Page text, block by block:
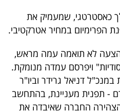
כאסטרטגי, שמעמיק את
הפרימיום במחיר אטרקטיבי.
לא תואמה עמה מראש,
ויפרסם עמדה מנומקת.
דניאל גרידר וביו"ר
- תפנית מעניינת, בהתחשב
החברה שאיבדה את